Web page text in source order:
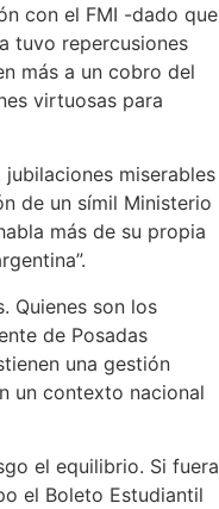
con el FMI -dado que
tuvo repercusiones
más a un cobro del
virtuosas para
miserables
de un símil Ministerio
más de su propia
Quienes son los
de Posadas
una gestión
un contexto nacional
el equilibrio. Si fuera
el Boleto Estudiantil